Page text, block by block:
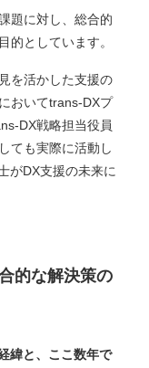
題に対し、総合的
的としています。
を活かした支援の
おいてtrans-DXプ
DX戦略担当役員
ても実際に活動し
がDX支援の未来に
的な解決策の
緯と、ここ数年で